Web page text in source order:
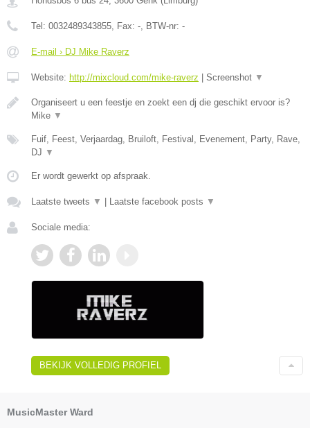
Tel: 0032489343855, Fax: -, BTW-nr: -
E-mail › DJ Mike Raverz
Website: http://mixcloud.com/mike-raverz Screenshot ▼
Organiseert u een feestje en zoekt een dj die geschikt ervoor is?
Mike ▼
Fuif, Feest, Verjaardag, Bruiloft, Festival, Evenement, Party, Rave,
DJ ▼
Er wordt gewerkt op afspraak.
Laatste tweets ▼ Laatste facebook posts ▼
Sociale media:
BEKIJK VOLLEDIG PROFIEL
MusicMaster Ward